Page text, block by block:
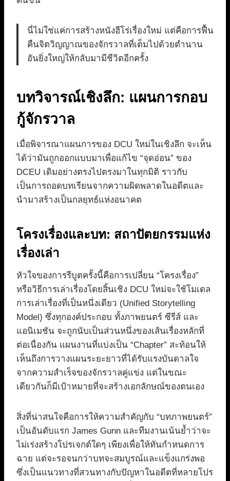
นี่ไม่ใช่แค่การสร้างหนังฮีโร่เรื่องใหม่ แต่คือการฟื้น
คืนจิตวิญญาณของจักรวาลที่เต็มไปด้วยตำนาน
อันยิ่งใหญ่ให้กลับมามีชีวิตอีกครั้ง
บทวิจารณ์เชิงลึก: แผนการกอบ
กู้จักรวาล
เมื่อพิจารณาแผนการของ DCU ใหม่ในเชิงลึก จะเห็น
ได้ว่ามันถูกออกแบบมาเพื่อแก้ไข “จุดอ่อน” ของ
DCEU เดิมอย่างตรงไปตรงมาในทุกมิติ ราวกับ
เป็นการถอดบทเรียนจากความผิดพลาดในอดีตและ
นำมาสร้างเป็นกลยุทธ์แห่งอนาคต
โครงเรื่องและบท: สถาปัตยกรรมแห่ง
เรื่องเล่า
หัวใจของการรีบูตครั้งนี้คือการเปลี่ยน “โครงเรื่อง”
หรือวิธีการเล่าเรื่องโดยสิ้นเชิง DCU ใหม่จะใช้โมเดล
การเล่าเรื่องที่เป็นหนึ่งเดียว (Unified Storytelling
Model) ซึ่งทุกองค์ประกอบ ทั้งภาพยนตร์ ซีรีส์ และ
แอนิเมชัน จะถูกนับเป็นส่วนหนึ่งของเส้นเรื่องหลักที่
ต่อเนื่องกัน แผนงานที่แบ่งเป็น “Chapter” สะท้อนให้
เห็นถึงการวางแผนระยะยาวที่ได้รับแรงบันดาลใจ
จากความสำเร็จของจักรวาลคู่แข่ง แต่ในขณะ
เดียวกันก็มีเป้าหมายที่จะสร้างเอกลักษณ์ของตนเอง
สิ่งที่น่าสนใจคือการให้ความสำคัญกับ “บทภาพยนตร์”
เป็นอันดับแรก James Gunn และทีมงานเน้นย้ำว่าจะ
ไม่เร่งสร้างโปรเจกต์ใดๆ เพียงเพื่อให้ทันกำหนดการ
ฉาย แต่จะรอจนกว่าบทจะสมบูรณ์และแข็งแกร่งพอ
ซึ่งเป็นแนวทางที่สวนทางกับปัญหาในอดีตที่หลายโปร